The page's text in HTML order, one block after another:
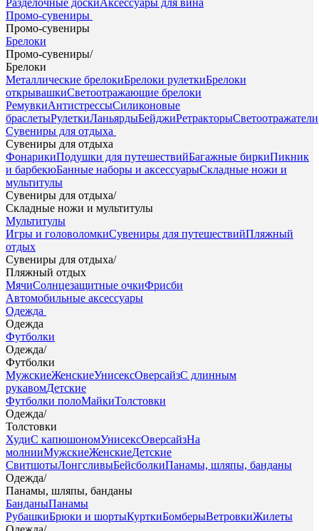
Разделочные доскиАксессуары для вина
Промо-сувениры
Промо-сувениры
Брелоки
Промо-сувениры/
Брелоки
Металлические брелокиБрелоки рулеткиБрелоки
открывашкиСветоотражающие брелоки
РемувкиАнтистрессыСиликоновые
браслетыРулеткиЛаньярдыБейджиРетракторыСветоотражатели
Сувениры для отдыха
Сувениры для отдыха
ФонарикиПодушки для путешествийБагажные биркиПикник
и барбекюБанные наборы и аксессуарыСкладные ножи и
мультитулы
Сувениры для отдыха/
Складные ножи и мультитулы
Мультитулы
Игры и головоломкиСувениры для путешествийПляжный
отдых
Сувениры для отдыха/
Пляжный отдых
МячиСолнцезащитные очкиФрисби
Автомобильные аксессуары
Одежда
Одежда
Футболки
Одежда/
Футболки
МужскиеЖенскиеУнисексОверсайзС длинным
рукавомДетские
Футболки полоМайкиТолстовки
Одежда/
Толстовки
ХудиС капюшономУнисексОверсайзНа
молнииМужскиеЖенскиеДетские
СвитшотыЛонгсливыБейсболкиПанамы, шляпы, банданы
Одежда/
Панамы, шляпы, банданы
БанданыПанамы
РубашкиБрюки и шортыКурткиБомберыВетровкиЖилеты